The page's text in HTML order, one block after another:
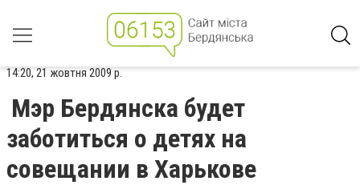
14:20, 21 жовтня 2009 р.
Мэр Бердянска будет
заботиться о детях на
совещании в Харькове